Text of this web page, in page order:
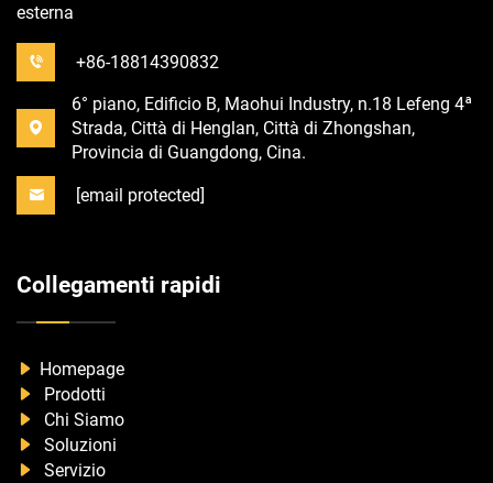
esterna
+86-18814390832
6° piano, Edificio B, Maohui Industry, n.18 Lefeng 4ª
Strada, Città di Henglan, Città di Zhongshan,
Provincia di Guangdong, Cina.
[email protected]
Collegamenti rapidi
Homepage
Prodotti
Chi Siamo
Soluzioni
Servizio